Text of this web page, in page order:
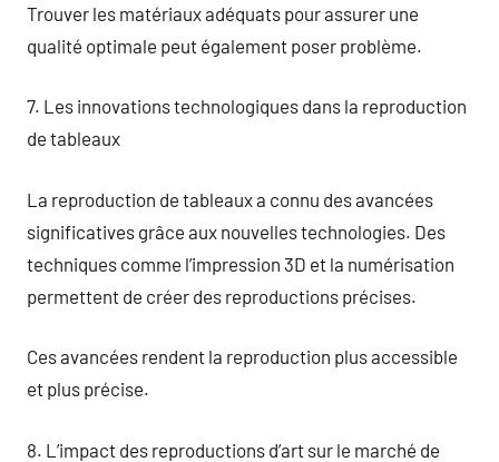
Trouver les matériaux adéquats pour assurer une
qualité optimale peut également poser problème.
7. Les innovations technologiques dans la reproduction
de tableaux
La reproduction de tableaux a connu des avancées
significatives grâce aux nouvelles technologies. Des
techniques comme l’impression 3D et la numérisation
permettent de créer des reproductions précises.
Ces avancées rendent la reproduction plus accessible
et plus précise.
8. L’impact des reproductions d’art sur le marché de